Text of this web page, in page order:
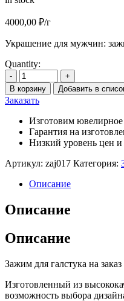
4000,00 ₽/г
Украшение для мужчин:
Quantity:
-
+
В корзину
Добавить в
Заказать
Изготовим
Гарантия на
Низкий уровень цен и
Артикул: zaj017 Категория:
Описание
Описание
Описание
Зажим для галстука на
Изготовленный из
возможность выбора